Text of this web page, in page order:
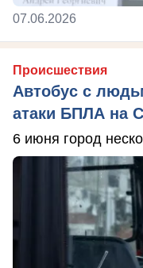
07.06.2026
Происшествия
Автобус с
атаки БПЛА на
6 июня город